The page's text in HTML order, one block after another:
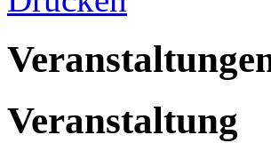
Veranstaltung